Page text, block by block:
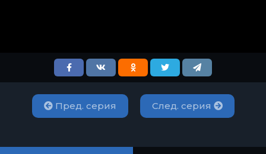
Пред. серия След. серия